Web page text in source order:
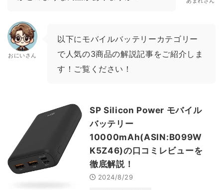
おにいさん
以下にモバイルバッテリーカテゴリー
で人気の3商品の解説記事をご紹介しま
す！ご覧ください！
SP Silicon Power モバイル
バッテリー
10000mAh(ASIN:B099W
K5Z46)の口コミレビューを
徹底解説！
2024/8/29